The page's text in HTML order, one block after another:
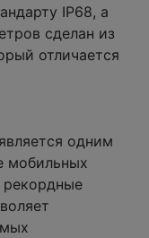
IP68, а
сделан из
отличается
одним
мобильных
рекордные